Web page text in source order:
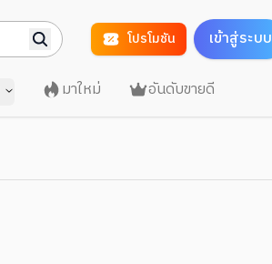
โปรโมชัน เข้าสู่ระบบ
มาใหม่ อันดับขายดี